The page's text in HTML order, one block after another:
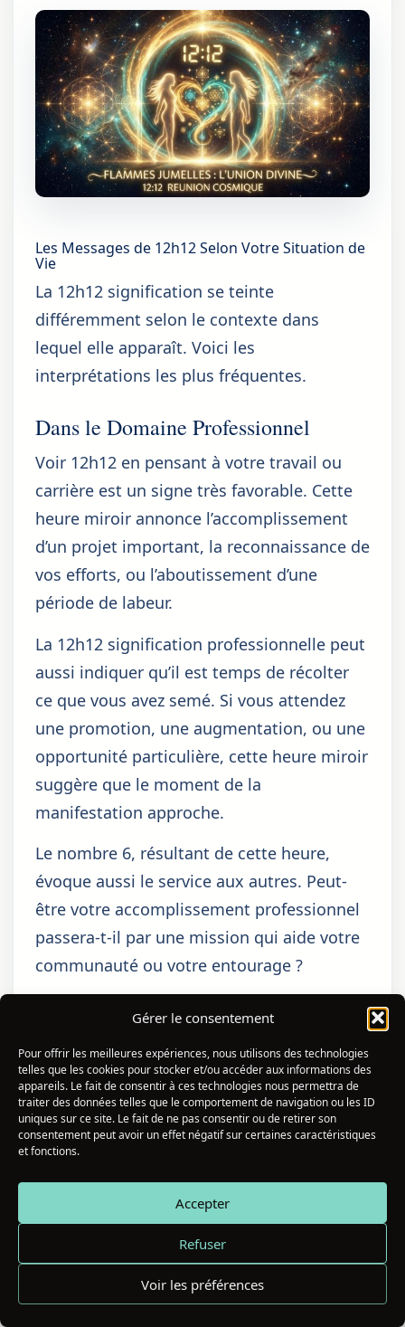
Gérer le consentement
Pour offrir les meilleures expériences, nous utilisons des technologies
telles que les cookies pour stocker et/ou accéder aux informations des
appareils. Le fait de consentir à ces technologies nous permettra de
traiter des données telles que le comportement de navigation ou les ID
uniques sur ce site. Le fait de ne pas consentir ou de retirer son
consentement peut avoir un effet négatif sur certaines caractéristiques
et fonctions.
Accepter
Refuser
Voir les préférences
Les Messages de 12h12 Selon Votre Situation de
Vie
La 12h12 signification se teinte
différemment selon le contexte dans
lequel elle apparaît. Voici les
interprétations les plus fréquentes.
Dans le Domaine Professionnel
Voir 12h12 en pensant à votre travail ou
carrière est un signe très favorable. Cette
heure miroir annonce l’accomplissement
d’un projet important, la reconnaissance de
vos efforts, ou l’aboutissement d’une
période de labeur.
La 12h12 signification professionnelle peut
aussi indiquer qu’il est temps de récolter
ce que vous avez semé. Si vous attendez
une promotion, une augmentation, ou une
opportunité particulière, cette heure miroir
suggère que le moment de la
manifestation approche.
Le nombre 6, résultant de cette heure,
évoque aussi le service aux autres. Peut-
être votre accomplissement professionnel
passera-t-il par une mission qui aide votre
communauté ou votre entourage ?
Pendant les Moments de Doute
Spirituel
Quand 12h12 apparaît alors que vous
traversez une crise de foi ou un
questionnement profond sur votre chemin
spirituel, prenez-le comme un
encouragement direct du ciel. L’univers
vous dit : ne lâche pas, la lumière est plus
proche que tu ne le penses.
L’ange Hahaiah, protecteur de cette heure,